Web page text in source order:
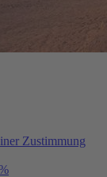
Zustimmung